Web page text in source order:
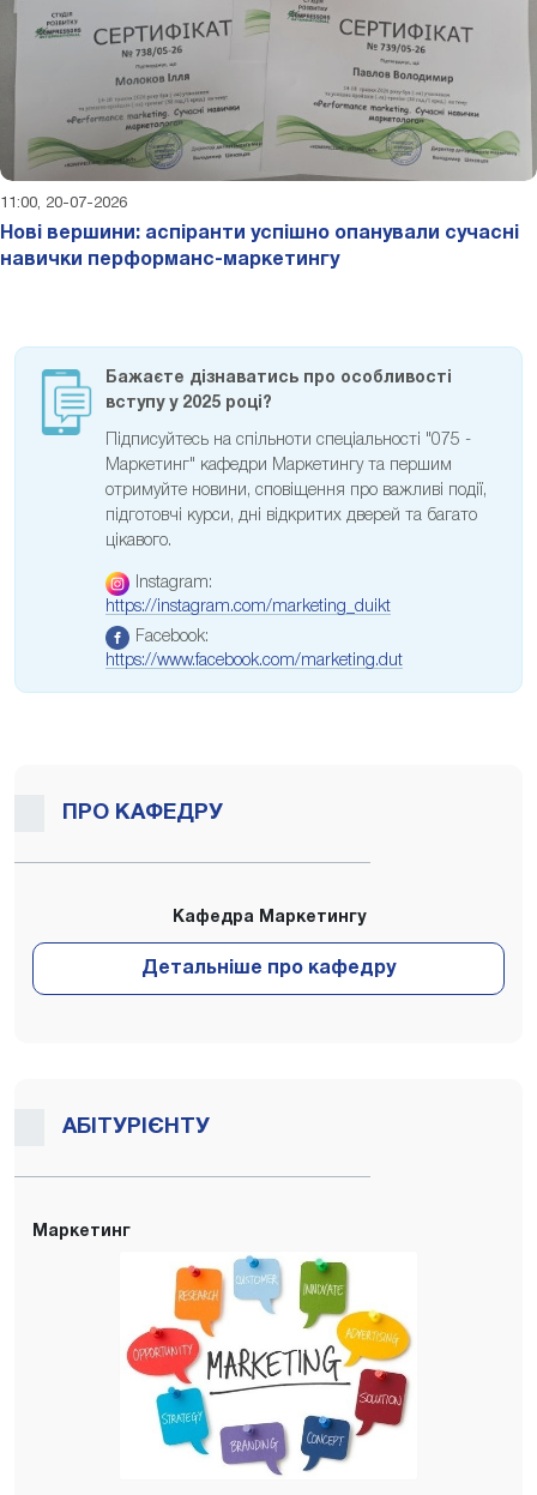
11:00, 20-07-2026
Нові вершини: аспіранти успішно опанували сучасні
навички перформанс-маркетингу
Бажаєте дізнаватись про особливості
вступу у 2025 році?
Підписуйтесь на спільноти спеціальності "075 -
Маркетинг" кафедри Маркетингу та першим
отримуйте новини, сповіщення про важливі події,
підготовчі курси, дні відкритих дверей та багато
цікавого.
Instagram:
https://instagram.com/marketing_duikt
Facebook:
https://www.facebook.com/marketing.dut
ПРО КАФЕДРУ
Кафедра Маркетингу
АБІТУРІЄНТУ
Маркетинг